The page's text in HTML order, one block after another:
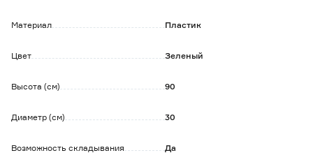
Материал Пластик
Цвет Зеленый
Высота (см) 90
Диаметр (см) 30
Возможность складывания Да